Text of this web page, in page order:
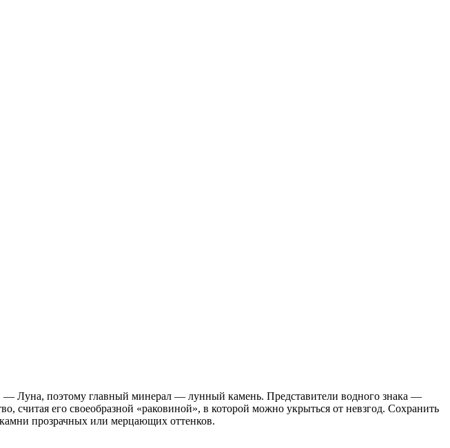
— Луна, поэтому главный минерал — лунный камень. Представители водного знака —
его своеобразной «раковиной», в которой можно укрыться от невзгод. Сохранить
прозрачных или мерцающих оттенков.